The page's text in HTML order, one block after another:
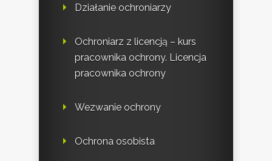
Działanie ochroniarzy
Ochroniarz z licencją – kurs
pracownika ochrony. Licencja
pracownika ochrony
Wezwanie ochrony
Ochrona osobista